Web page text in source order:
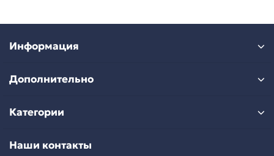
Информация
Дополнительно
Категории
Наши контакты